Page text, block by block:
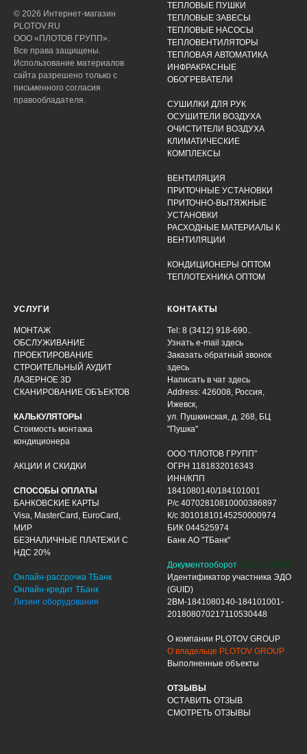
© 2026 Интернет-магазин
PLOTOV.RU
ООО «ПЛОТОВ ГРУПП».
Все права защищены.
Использование материалов
сайта разрешено только с
письменного согласия
правообладателя.
ТЕПЛОВЫЕ ПУШКИ
ТЕПЛОВЫЕ ЗАВЕСЫ
ТЕПЛОВЫЕ НАСОСЫ
ТЕПЛОВЕНТИЛЯТОРЫ
ТЕПЛОВАЯ АВТОМАТИКА
ИНФРАКРАСНЫЕ
ОБОГРЕВАТЕЛИ
СУШИЛКИ ДЛЯ РУК
ОСУШИТЕЛИ ВОЗДУХА
ОЧИСТИТЕЛИ ВОЗДУХА
КЛИМАТИЧЕСКИЕ
КОМПЛЕКСЫ
ВЕНТИЛЯЦИЯ
ПРИТОЧНЫЕ УСТАНОВКИ
ПРИТОЧНО-ВЫТЯЖНЫЕ
УСТАНОВКИ
РАСХОДНЫЕ МАТЕРИАЛЫ К
ВЕНТИЛЯЦИИ
КОНДИЦИОНЕРЫ ОПТОМ
ТЕПЛОТЕХНИКА ОПТОМ
УСЛУГИ
МОНТАЖ
ОБСЛУЖИВАНИЕ
ПРОЕКТИРОВАНИЕ
СТРОИТЕЛЬНЫЙ АУДИТ
ЛАЗЕРНОЕ 3D
СКАНИРОВАНИЕ ОБЪЕКТОВ
КАЛЬКУЛЯТОРЫ
Стоимость монтажа
кондиционера
АКЦИИ И СКИДКИ
СПОСОБЫ ОПЛАТЫ
БАНКОВСКИЕ КАРТЫ
Visa, MasterCard, EuroCard,
МИР
БЕЗНАЛИЧНЫЕ ПЛАТЕЖИ С
НДС 20%
Онлайн-рассрочка ТБанк
Онлайн-кредит ТБанк
Лизинг оборудования
КОНТАКТЫ
Tel: 8 (3412) 918-690..
Узнать e-mail здесь
Заказать обратный звонок
здесь
Написать в чат здесь
Address: 426008, Россия,
Ижевск,
ул. Пушкинская, д. 268, БЦ
"Пушка"
ООО "ПЛОТОВ ГРУПП"
ОГРН 1181832016343
ИНН/КПП
1841080140/184101001
Р/с 40702810810000386897
К/с 30101810145250000974
БИК 044525974
Банк АО "ТБанк"
Документооборот ЭДО ДИАДОК
Идентификатор участника ЭДО
(GUID)
2BM-1841080140-184101001-
201808070217110530448
О компании PLOTOV GROUP
О владельце PLOTOV GROUP
Выполненные объекты
ОТЗЫВЫ
ОСТАВИТЬ ОТЗЫВ
СМОТРЕТЬ ОТЗЫВЫ